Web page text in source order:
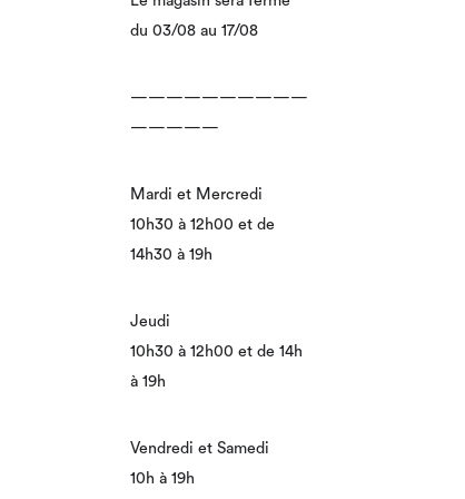
du 03/08 au 17/08
——————————
—————
Mardi et Mercredi
10h30 à 12h00 et de
14h30 à 19h
Jeudi
10h30 à 12h00 et de 14h
à 19h
Vendredi et Samedi
10h à 19h